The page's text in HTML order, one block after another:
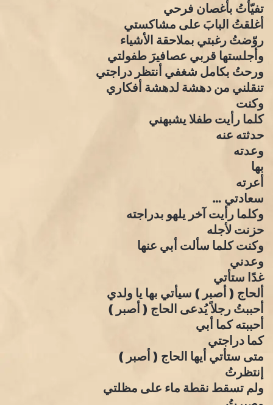
تفيّأتُ بأغصان فرحي
أغلقتُ البابَ على مشاكستي
روّضتُ رغبتي بملاحقة الأشياء
وأجلستها قربي عصافيرَ طفولتي
ورحتُ بكامل شغفي أنتظر دراجتي
تنقلني من دهشة لدهشة أفكاري
وكنت
كلما رأيت طفلا يشبهني
حدثته عنه
وعدته
بها
أعرته
سعادتي …
وكلما رأيت آخر يلهو بدراجته
حزنت لأجله
وكنت كلما سألت أبي عنها
وعدني
غدًا ستأتي
ألحاج ( أصبر ) سيأتي بها يا ولدي
أحببتُ رجلاً يُدعى الحاج ( أصبر )
أحببته كما أبي
كما دراجتي
متى ستأتي أيها الحاج ( أصبر )
إنتظرتُ
ولم تسقط نقطة ماء على مظلتي